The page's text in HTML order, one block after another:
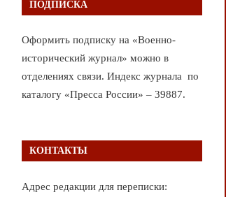
ПОДПИСКА
Оформить подписку на «Военно-
исторический журнал» можно в
отделениях связи. Индекс журнала по
каталогу «Пресса России» – 39887.
КОНТАКТЫ
Адрес редакции для переписки: